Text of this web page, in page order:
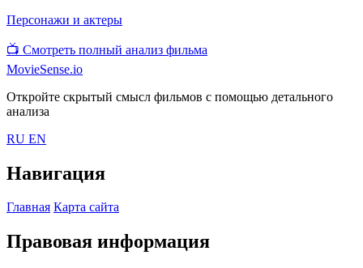
Персонажи и актеры
📺 Смотреть полный анализ фильма
MovieSense.io
Откройте скрытый смысл фильмов с помощью детального
анализа
RU EN
Навигация
Главная Карта сайта
Правовая информация